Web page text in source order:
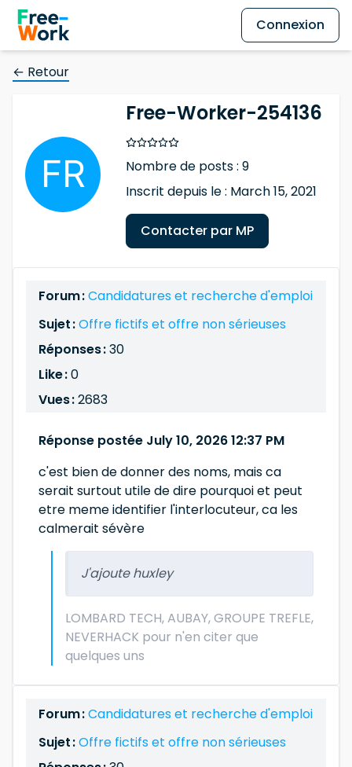
Connexion
← Retour
Free-Worker-254136
Nombre de posts : 9
Inscrit depuis le : March 15, 2021
Contacter par MP
Forum :Candidatures et recherche d'emploi
Sujet :Offre fictifs et offre non sérieuses
Réponses :30
Like :0
Vues :2683
Réponse postée July 10, 2026 12:37 PM
c'est bien de donner des noms, mais ca
serait surtout utile de dire pourquoi et peut
etre meme identifier l'interlocuteur, ca les
calmerait sévère
J'ajoute huxley
LOMBARD TECH, AUBAY, GROUPE TREFLE,
NEVERHACK pour n'en citer que
quelques uns
Forum :Candidatures et recherche d'emploi
Sujet :Offre fictifs et offre non sérieuses